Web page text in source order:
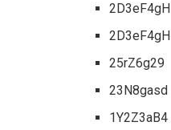
2D3eF4gH
2D3eF4gH
25rZ6g29
23N8gasd
1Y2Z3aB4